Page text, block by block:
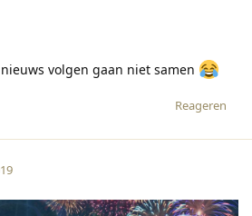
volgen gaan niet samen
Reageren